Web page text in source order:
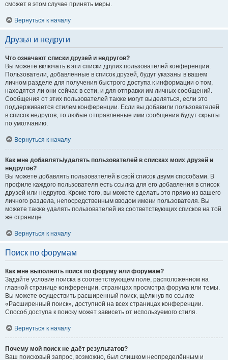
сможет в этом случае принять меры.
Вернуться к началу
Друзья и недруги
Что означают списки друзей и недругов?
Вы можете включать в эти списки других пользователей конференции.
Пользователи, добавленные в список друзей, будут указаны в вашем
личном разделе для получения быстрого доступа к информации о том,
находятся ли они сейчас в сети, и для отправки им личных сообщений.
Сообщения от этих пользователей также могут выделяться, если это
поддерживается стилем конференции. Если вы добавили пользователей
в список недругов, то любые отправленные ими сообщения будут скрыты
по умолчанию.
Вернуться к началу
Как мне добавлять/удалять пользователей в списках моих друзей и
недругов?
Вы можете добавлять пользователей в свой список двумя способами. В
профиле каждого пользователя есть ссылка для его добавления в список
друзей или недругов. Кроме того, вы можете сделать это прямо из вашего
личного раздела, непосредственным вводом имени пользователя. Вы
можете также удалять пользователей из соответствующих списков на той
же странице.
Вернуться к началу
Поиск по форумам
Как мне выполнить поиск по форуму или форумам?
Задайте условие поиска в соответствующем поле, расположенном на
главной странице конференции, страницах просмотра форума или темы.
Вы можете осуществить расширенный поиск, щёлкнув по ссылке
«Расширенный поиск», доступной на всех страницах конференции.
Способ доступа к поиску может зависеть от используемого стиля.
Вернуться к началу
Почему мой поиск не даёт результатов?
Ваш поисковый запрос, возможно, был слишком неопределённым и